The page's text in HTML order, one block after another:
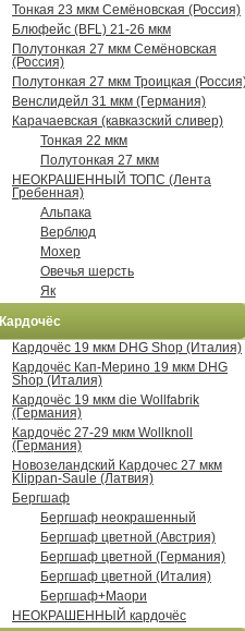
Тонкая 23 мкм Семёновская (Россия)
Блюфейс (BFL) 21-26 мкм
Полутонкая 27 мкм Семёновская
(Россия)
Полутонкая 27 мкм Троицкая
Венслидейл 31 мкм (Германия)
Карачаевская (кавказский сливер)
Тонкая 22 мкм
Полутонкая 27 мкм
НЕОКРАШЕННЫЙ ТОПС (Лента
Гребенная)
Альпака
Верблюд
Мохер
Овечья шерсть
Як
Кардочёс
Кардочёс 19 мкм DHG Shop (Италия)
Кардочёс Кап-Мерино 19 мкм DHG
Shop (Италия)
Кардочёс 19 мкм die Wollfabrik
(Германия)
Кардочёс 27-29 мкм Wollknoll
(Германия)
Новозеландский Кардочес 27 мкм
Klippan-Saule (Латвия)
Бергшаф
Бергшаф неокрашенный
Бергшаф цветной (Австрия)
Бергшаф цветной (Германия)
Бергшаф цветной (Италия)
Бергшаф+Маори
НЕОКРАШЕННЫЙ кардочёс